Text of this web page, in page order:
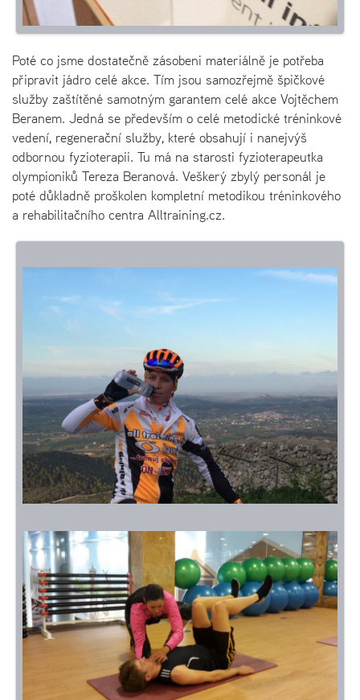
Poté co jsme dostatečně zásobeni materiálně je potřeba
připravit jádro celé akce. Tím jsou samozřejmě špičkové
služby zaštítěné samotným garantem celé akce Vojtěchem
Beranem. Jedná se především o celé metodické tréninkové
vedení, regenerační služby, které obsahují i nanejvýš
odbornou fyzioterapii. Tu má na starosti fyzioterapeutka
olympioniků Tereza Beranová. Veškerý zbylý personál je
poté důkladně proškolen kompletní metodikou tréninkového
a rehabilitačního centra Alltraining.cz.